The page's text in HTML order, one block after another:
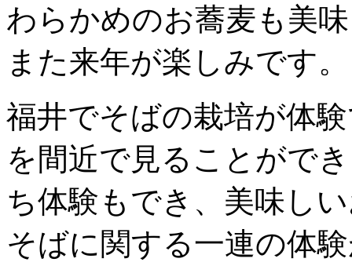
わらかめのお蕎麦も美
また来年が楽しみです。
福井でそばの栽培が体
を間近で見ることがで
ち体験もでき、美味し
そばに関する一連の体